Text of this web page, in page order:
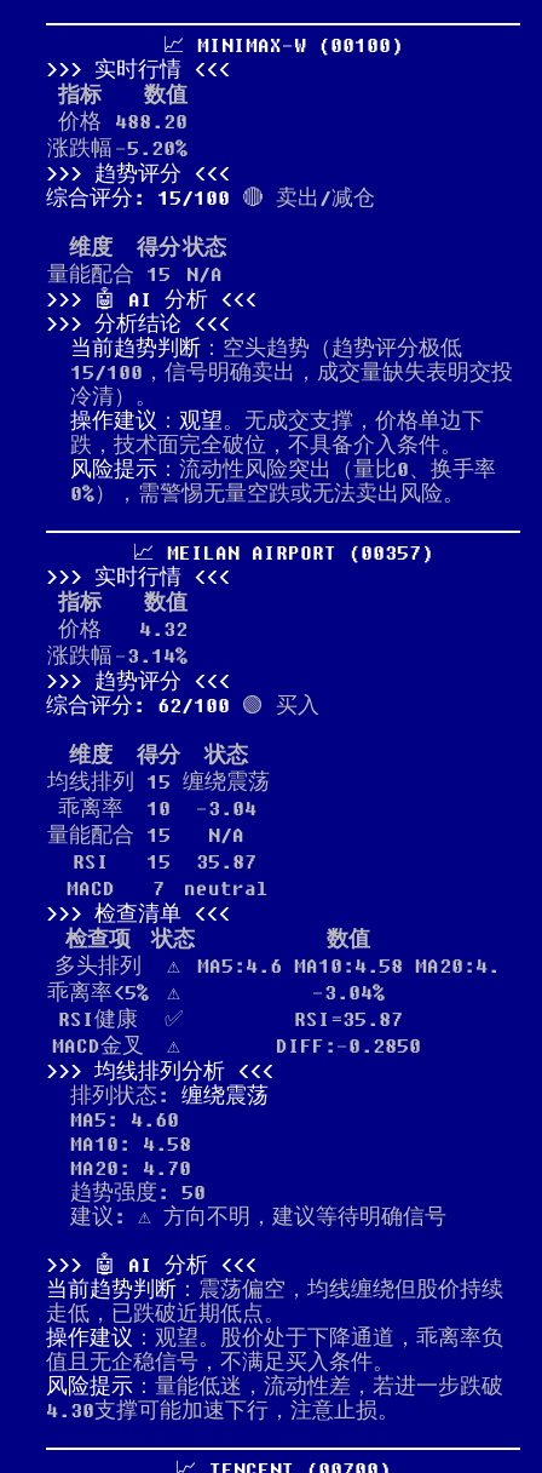
📈 MINIMAX-W (00100)
实时行情
指标
数值
价格
488.20
涨跌幅 -5.20%
趋势评分
综合评分: 15/100 🔴 卖出/减仓
维度 得分状态
量能配合 15
N/A
🤖 AI 分析
分析结论
当前趋势判断 ：空头趋势（趋势评分极低
15/100，信号明确卖出，成交量缺失表明交投
冷清）。
操作建议 ： 观望。无成交支撑，价格单边下
跌，技术面完全破位，不具备介入条件。
风险提示 ：流动性风险突出（量比0、换手率
0%），需警惕无量空跌或无法卖出风险。
📈 MEILAN AIRPORT (00357)
实时行情
指标
数值
价格
4.32
涨跌幅 -3.14%
趋势评分
综合评分: 62/100 🟢 买入
维度 得分
状态
均线排列
15 缠绕震荡
乖离率
10
-3.04
量能配合 15
N/A
RSI
15
35.87
MACD
7
neutral
检查清单
检查项
状态
数值
多头排列
⚠️
MA5:4.6 MA10:4.58 MA20:4.
乖离率<5%
⚠️
-3.04%
RSI健康
✅
RSI=35.87
MACD金叉
⚠️
DIFF:-0.2850
均线排列分析
排列状态: 缠绕震荡
MA5: 4.60
MA10: 4.58
MA20: 4.70
趋势强度: 50
建议: ⚠️ 方向不明，建议等待明确信号
🤖 AI 分析
当前趋势判断 ：震荡偏空，均线缠绕但股价持续
走低，已跌破近期低点。
操作建议 ：观望。股价处于下降通道，乖离率负
值且无企稳信号，不满足买入条件。
风险提示 ：量能低迷，流动性差，若进一步跌破
4.30支撑可能加速下行，注意止损。